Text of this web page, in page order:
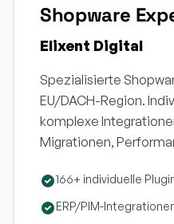
Shopware
Elixent Digital
Spezialisierte
EU/DACH-Region.
komplexe
Migrationen,
166+ individuelle
ERP/PIM-